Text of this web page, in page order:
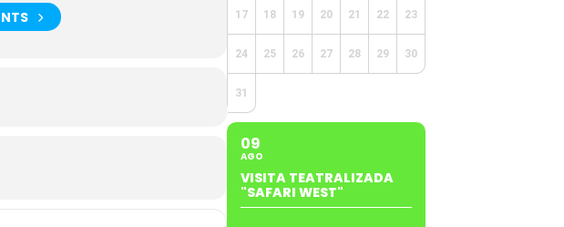
17 18 19 20 21 22 23
24 25 26 27 28 29 30
31
09
AGO
VISITA TEATRALIZADA
"SAFARI WEST"